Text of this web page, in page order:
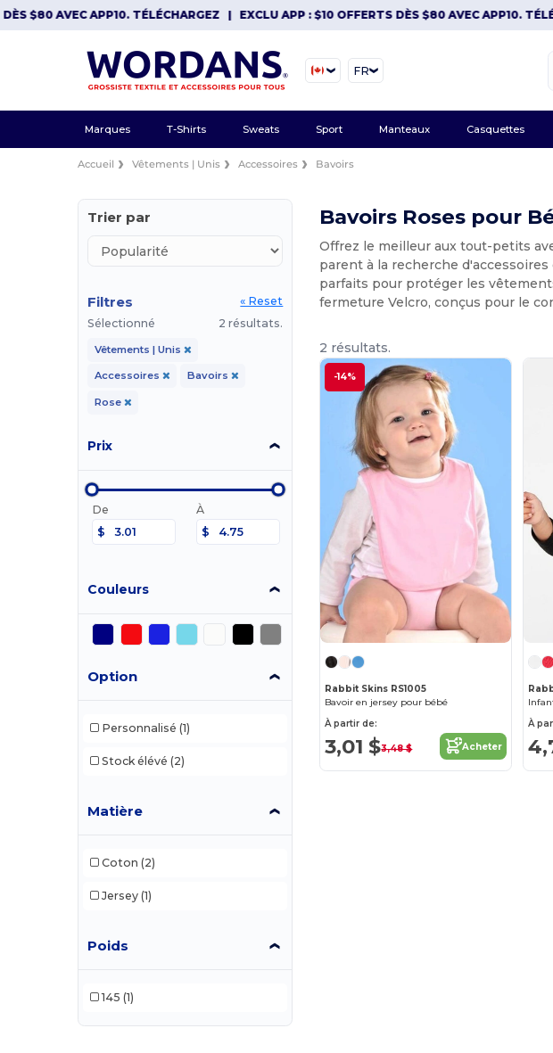
$80 AVEC APP10. TÉLÉCHARGEZ| EXCLU APP : $10 OFFERTS DÈS $80 AVEC APP10.
FR
Marques T-Shirts Sweats Sport Manteaux Casquettes
Accueil Vêtements | Unis Accessoires Bavoirs
Trier par
Filtres
« Reset
Sélectionné
2 résultats.
Vêtements | Unis
Accessoires Bavoirs
Rose
Prix
De
$
À
$
Couleurs
Option
Personnalisé (1)
Stock élévé (2)
Matière
Coton (2)
Jersey (1)
Poids
145 (1)
Bavoirs Roses pour
Offrez le meilleur aux tout-petits
parent à la recherche
parfaits pour protéger les
fermeture Velcro, conçus pour le
2 résultats.
-14%
Rabbit Skins RS1005
Bavoir en jersey pour bébé
À partir de:
3,01 $3,48 $ Acheter
À